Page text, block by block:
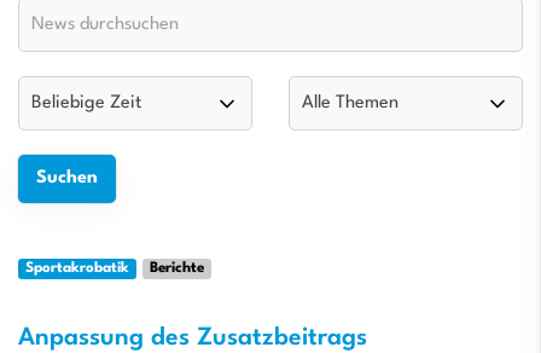
Sportakrobatik Berichte
Anpassung des Zusatzbeitrags